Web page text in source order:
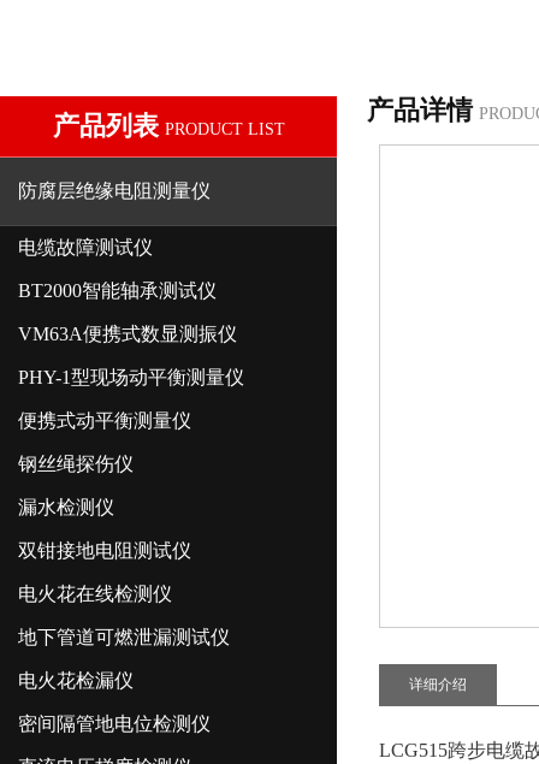
产品列表 PRODUCT LIST
防腐层绝缘电阻测量仪
电缆故障测试仪
BT2000智能轴承测试仪
VM63A便携式数显测振仪
PHY-1型现场动平衡测量仪
便携式动平衡测量仪
钢丝绳探伤仪
漏水检测仪
双钳接地电阻测试仪
电火花在线检测仪
地下管道可燃泄漏测试仪
电火花检漏仪
密间隔管地电位检测仪
产品详情
详细介绍
LCG515跨步电缆